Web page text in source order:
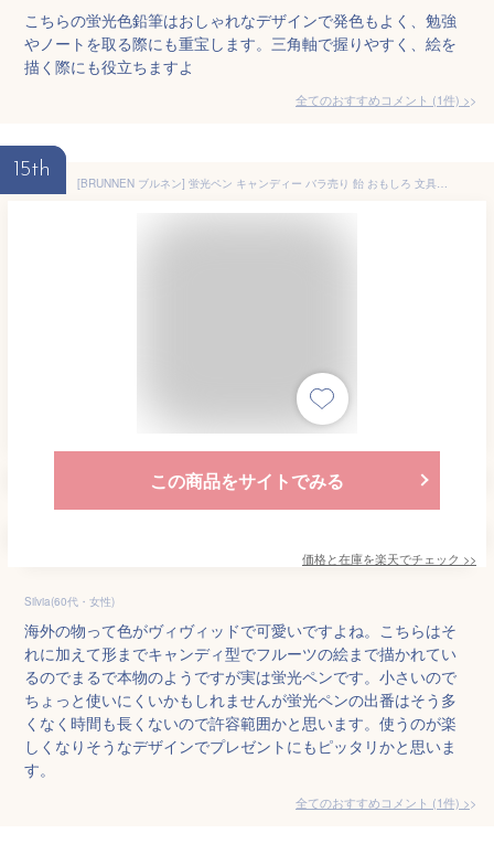
こちらの蛍光色鉛筆はおしゃれなデザインで発色もよく、勉強
やノートを取る際にも重宝します。三角軸で握りやすく、絵を
描く際にも役立ちますよ
全てのおすすめコメント (1件) >
15th
[BRUNNEN ブルネン] 蛍光ペン キャンディー バラ売り 飴 おもしろ 文具 文房具 マーカー フルーツ 卒園 ばらまき ギフト おしゃれ デザイン 海外 輸入 女の子 男の子 プレゼント プチギフト セット 子供 かわいい 入学
この商品をサイトでみる
価格と在庫を楽天でチェック >>
Silvia(60代・女性)
海外の物って色がヴィヴィッドで可愛いですよね。こちらはそ
れに加えて形までキャンディ型でフルーツの絵まで描かれてい
るのでまるで本物のようですが実は蛍光ペンです。小さいので
ちょっと使いにくいかもしれませんが蛍光ペンの出番はそう多
くなく時間も長くないので許容範囲かと思います。使うのが楽
しくなりそうなデザインでプレゼントにもピッタリかと思いま
す。
全てのおすすめコメント (1件) >